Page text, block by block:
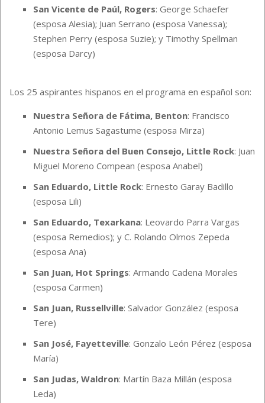
San Vicente de Paúl, Rogers: George Schaefer
(esposa Alesia); Juan Serrano (esposa Vanessa);
Stephen Perry (esposa Suzie); y Timothy Spellman
(esposa Darcy)
Los 25 aspirantes hispanos en el programa en español son:
Nuestra Señora de Fátima, Benton: Francisco
Antonio Lemus Sagastume (esposa Mirza)
Nuestra Señora del Buen Consejo, Little Rock: Juan
Miguel Moreno Compean (esposa Anabel)
San Eduardo, Little Rock: Ernesto Garay Badillo
(esposa Lili)
San Eduardo, Texarkana: Leovardo Parra Vargas
(esposa Remedios); y C. Rolando Olmos Zepeda
(esposa Ana)
San Juan, Hot Springs: Armando Cadena Morales
(esposa Carmen)
San Juan, Russellville: Salvador González (esposa
Tere)
San José, Fayetteville: Gonzalo León Pérez (esposa
María)
San Judas, Waldron: Martín Baza Millán (esposa
Leda)